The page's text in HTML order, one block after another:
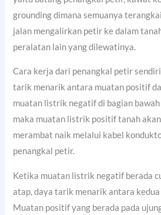
grounding dimana semuanya
jalan mengalirkan petir ke dalam
peralatan lain yang dilewatinya.
Cara kerja dari penangkal petir
tarik menarik antara muatan positif
muatan listrik negatif di bagian
maka muatan listrik positif tanah
merambat naik melalui kabel
penangkal petir.
Ketika muatan listrik negatif berada
atap, daya tarik menarik antara
Muatan positif yang berada pada